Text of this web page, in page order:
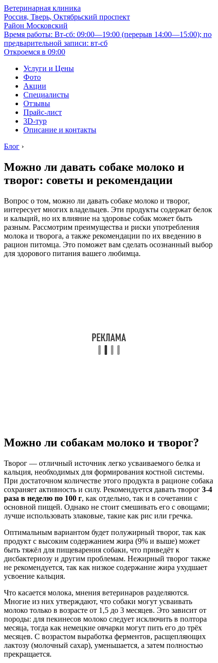
Ветеринарная клиника
Россия, Тверь, Октябрьский проспект
Район Московский
Время работы: Вт-сб: 09:00—19:00 (перерыв 14:00—15:00); по
предварительной записи: вт-сб
Откроемся в 09:00
Услуги и Цены
Фото
Акции
Специалисты
Отзывы
Прайс-лист
3D-тур
Описание и контакты
Блог ›
Можно ли давать собаке молоко и
творог: советы и рекомендации
Вопрос о том, можно ли давать собаке молоко и творог,
интересует многих владельцев. Эти продукты содержат белок
и кальций, но их влияние на здоровье собак может быть
разным. Рассмотрим преимущества и риски употребления
молока и творога, а также рекомендации по их введению в
рацион питомца. Это поможет вам сделать осознанный выбор
для здорового питания вашего любимца.
Можно ли собакам молоко и творог?
Творог — отличный источник легко усваиваемого белка и
кальция, необходимых для формирования костной системы.
При достаточном количестве этого продукта в рационе собака
сохраняет активность и силу. Рекомендуется давать творог 3-4
раза в неделю по 100 г, как отдельно, так и в сочетании с
основной пищей. Однако не стоит смешивать его с овощами;
лучше использовать злаковые, такие как рис или гречка.
Оптимальным вариантом будет полужирный творог, так как
продукт с высоким содержанием жира (9% и выше) может
быть тяжёл для пищеварения собаки, что приведёт к
дисбактериозу и другим проблемам. Нежирный творог также
не рекомендуется, так как низкое содержание жира ухудшает
усвоение кальция.
Что касается молока, мнения ветеринаров разделяются.
Многие из них утверждают, что собаки могут усваивать
молоко только в возрасте от 1,5 до 3 месяцев. Это зависит от
породы: для пекинесов молоко следует исключить в полтора
месяца, тогда как немецкие овчарки могут пить его до трёх
месяцев. С возрастом выработка ферментов, расщепляющих
лактозу (молочный сахар), уменьшается, а затем полностью
прекращается.